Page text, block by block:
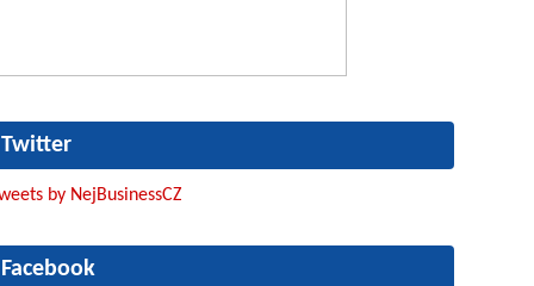
Twitter
by NejBusinessCZ
Facebook